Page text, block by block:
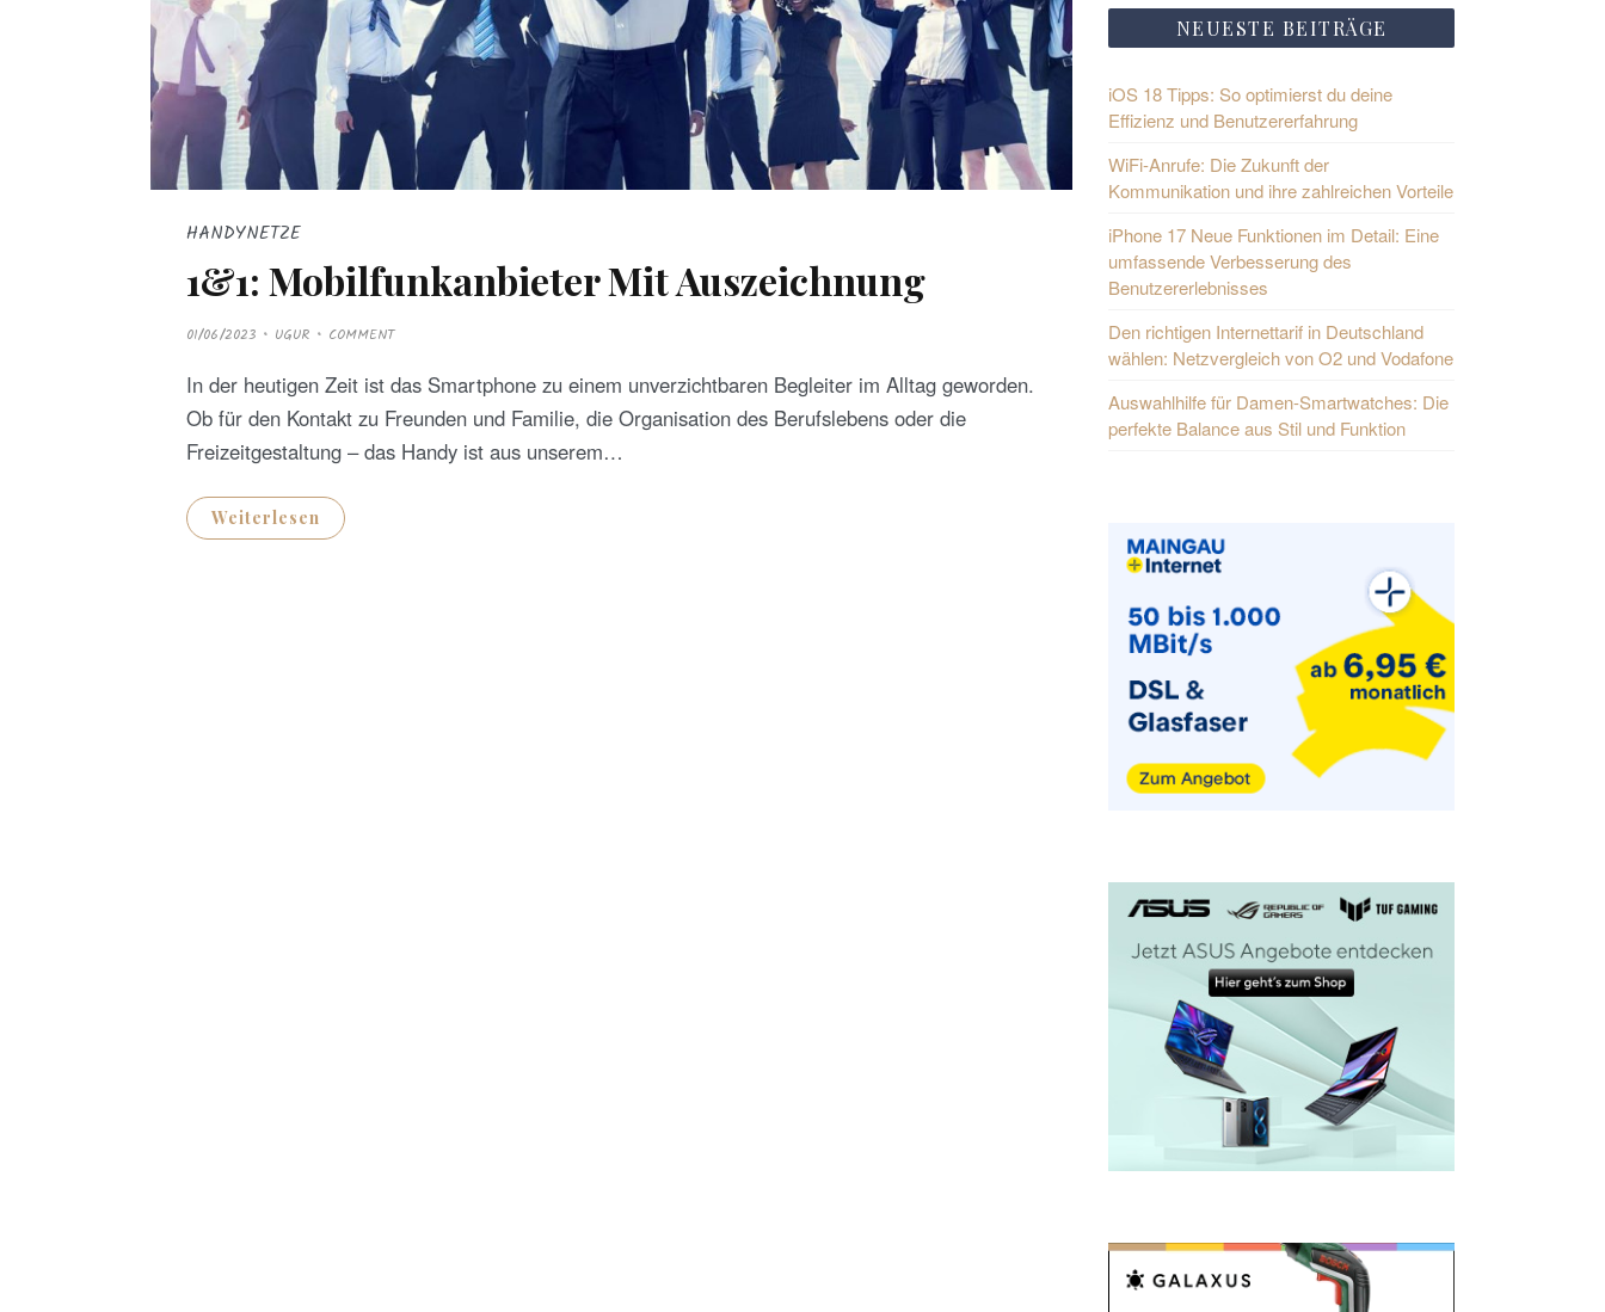
HANDYNETZE
1&1: Mobilfunkanbieter Mit Auszeichnung
P
O
T
E
O
N
01/06/2023 UGUR COMMENT
In der heutigen Zeit ist das Smartphone zu einem unverzichtbaren Begleiter im Alltag geworden.
Ob für den Kontakt zu Freunden und Familie, die Organisation des Berufslebens oder die
Freizeitgestaltung – das Handy ist aus unserem…
Weiterlesen
NEUESTE BEITRÄGE
iOS 18 Tipps: So optimierst du deine
Effizienz und Benutzererfahrung
WiFi-Anrufe: Die Zukunft der
Kommunikation und ihre zahlreichen Vorteile
iPhone 17 Neue Funktionen im Detail: Eine
umfassende Verbesserung des
Benutzererlebnisses
Den richtigen Internettarif in Deutschland
wählen: Netzvergleich von O2 und Vodafone
Auswahlhilfe für Damen-Smartwatches: Die
perfekte Balance aus Stil und Funktion